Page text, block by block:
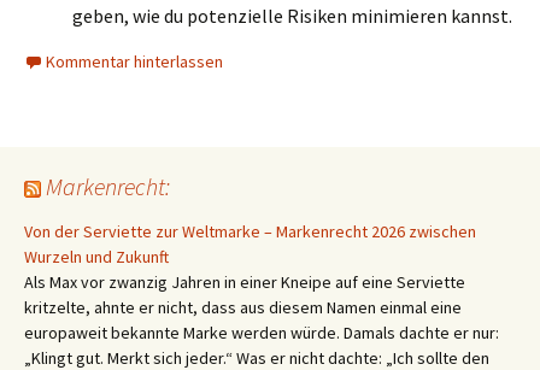
geben, wie du potenzielle Risiken minimieren kannst.
Kommentar hinterlassen
Markenrecht:
Von der Serviette zur Weltmarke – Markenrecht 2026 zwischen
Wurzeln und Zukunft
Als Max vor zwanzig Jahren in einer Kneipe auf eine Serviette
kritzelte, ahnte er nicht, dass aus diesem Namen einmal eine
europaweit bekannte Marke werden würde. Damals dachte er nur:
„Klingt gut. Merkt sich jeder.“ Was er nicht dachte: „Ich sollte den